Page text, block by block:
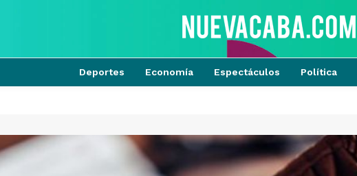
Deportes Economía Espectáculos Política